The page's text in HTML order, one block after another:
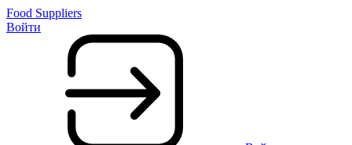
Food Suppliers
Войти